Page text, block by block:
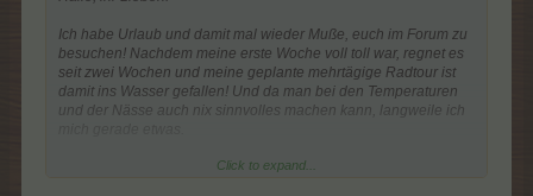
Ich habe Urlaub und damit mal wieder Muße, euch im Forum zu
besuchen! Nachdem meine erste Woche voll toll war, regnet es
seit zwei Wochen und meine geplante mehrtägige Radtour ist
damit ins Wasser gefallen! Und da man bei den Temperaturen
und der Nässe auch nix sinnvolles machen kann, langweile ich
Berichtete ich, dass ich mir ein E-Dreirad angeschafft habe?
Click to expand...